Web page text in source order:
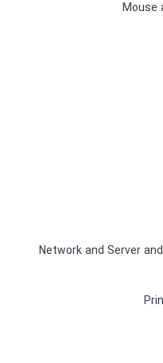
تجهیزات شبکه و سرور و سیسکو Network and Server and